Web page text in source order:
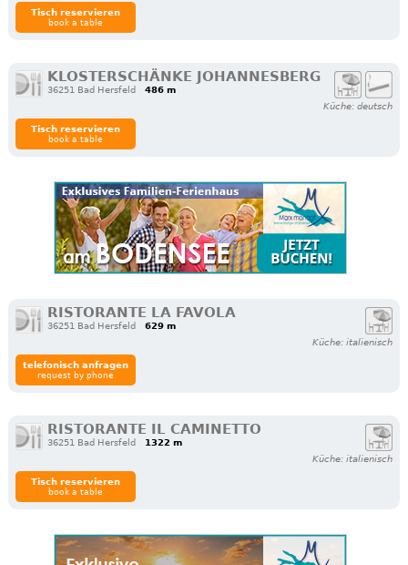
Tisch reservieren
book a table
KLOSTERSCHÄNKE JOHANNESBERG
36251 Bad Hersfeld
486 m
Küche: deutsch
Tisch reservieren
book a table
RISTORANTE LA FAVOLA
36251 Bad Hersfeld
629 m
Küche: italienisch
telefonisch anfragen
request by phone
RISTORANTE IL CAMINETTO
36251 Bad Hersfeld
1322 m
Küche: italienisch
Tisch reservieren
book a table